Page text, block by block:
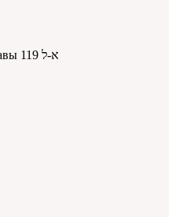
Теилим на сегодня – 25 Ава: главы 119 א-ל